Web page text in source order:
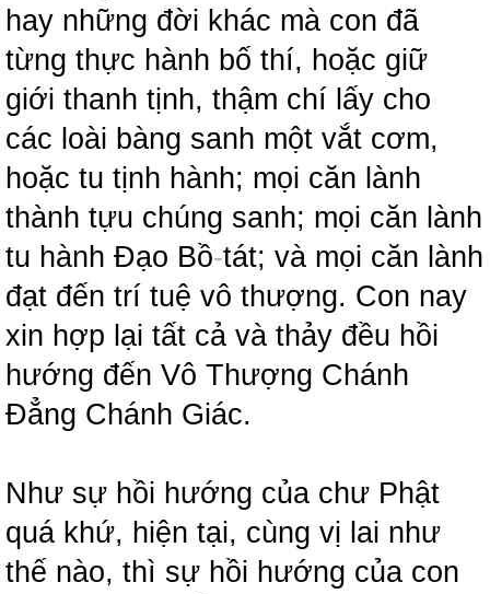
hay những đời khác mà con đã
từng thực hành bố thí, hoặc giữ
giới thanh tịnh, thậm chí lấy cho
các loài bàng sanh một vắt cơm,
hoặc tu tịnh hành; mọi căn lành
thành tựu chúng sanh; mọi căn lành
tu hành Đạo Bồ-tát; và mọi căn lành
đạt đến trí tuệ vô thượng. Con nay
xin hợp lại tất cả và thảy đều hồi
hướng đến Vô Thượng Chánh
Đẳng Chánh Giác.
Như sự hồi hướng của chư Phật
quá khứ, hiện tại, cùng vị lai như
thế nào, thì sự hồi hướng của con